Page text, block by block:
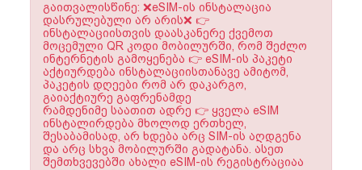
გაითვალისწინე: ❌eSIM-ის ინსტალაცია
დასრულებული არ არის❌ 👉
ინსტალაციისთვის დაასკანერე ქვემოთ
მოცემული QR კოდი მობილურში, რომ შეძლო
ინტერნეტის გამოყენება 👉 eSIM-ის პაკეტი
აქტიურდება ინსტალაციისთანავე ამიტომ,
პაკეტის დღეები რომ არ დაკარგო,
გაიაქტიურე გაფრენამდე
რამდენიმე საათით ადრე 👉 ყველა eSIM
ინსტალირდება მხოლოდ ერთხელ,
შესაბამისად, არ ხდება არც SIM-ის აღდგენა
და არც სხვა მობილურში გადატანა. ასეთ
შემთხვევებში ახალი eSIM-ის რეგისტრაციაა